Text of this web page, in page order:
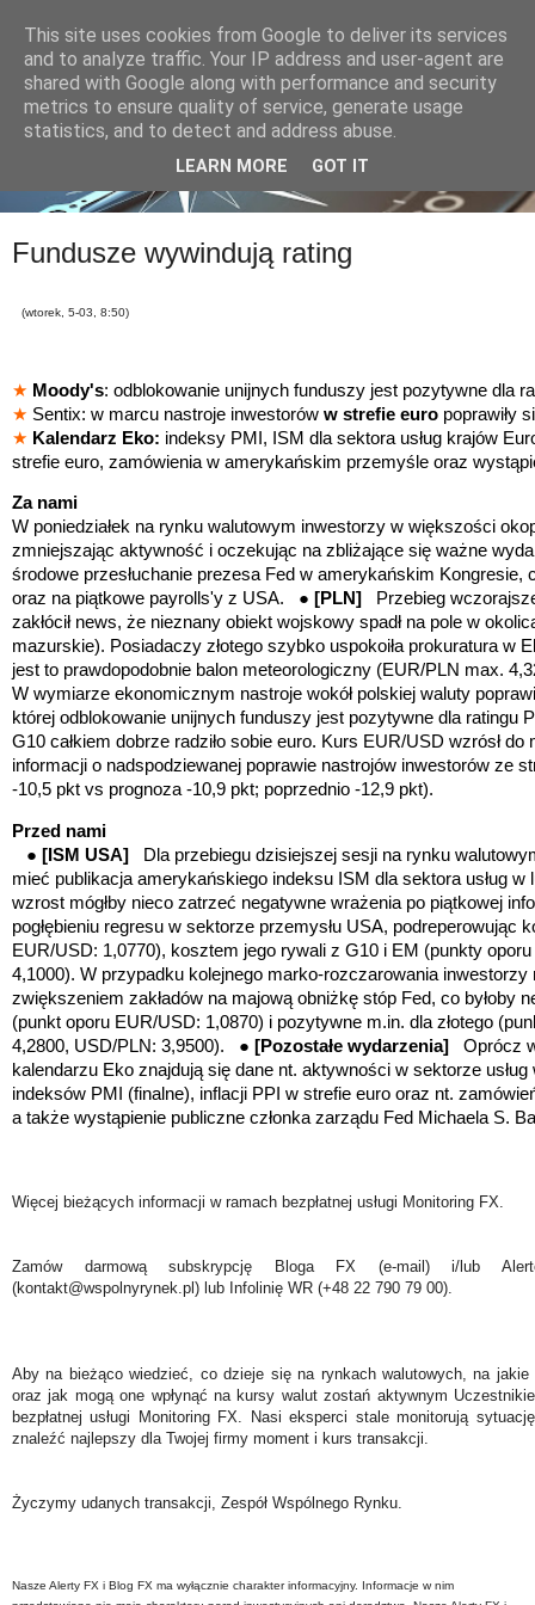
Fundusze wywindują rating
(wtorek, 5-03, 8:50)
★ Moody's: odblokowanie unijnych funduszy jest pozytywne dla
★ Sentix: w marcu nastroje inwestorów w strefie euro poprawiły
★ Kalendarz Eko: indeksy PMI, ISM dla sektora usług krajów
strefie euro, zamówienia w amerykańskim przemyśle oraz
Za nami
W poniedziałek na rynku walutowym inwestorzy w większości
zmniejszając aktywność i oczekując na zbliżające się ważne
środowe przesłuchanie prezesa Fed w amerykańskim Kongresie,
oraz na piątkowe payrolls'y z USA. ● [PLN]
Przebieg
zakłócił news, że nieznany obiekt wojskowy spadł na pole w
mazurskie). Posiadaczy złotego szybko uspokoiła prokuratura w
jest to prawdopodobnie balon meteorologiczny (EUR/PLN max.
W wymiarze ekonomicznym nastroje wokół polskiej waluty
której odblokowanie unijnych funduszy jest pozytywne dla
G10 całkiem dobrze radziło sobie euro. Kurs EUR/USD wzrósł
informacji o nadspodziewanej poprawie nastrojów inwestorów ze
-10,5 pkt vs prognoza -10,9 pkt; poprzednio -12,9 pkt).
Przed nami
● [ISM USA]
Dla przebiegu dzisiejszej sesji na rynku
mieć publikacja amerykańskiego indeksu ISM dla sektora usług
wzrost mógłby nieco zatrzeć negatywne wrażenia po piątkowej
pogłębieniu regresu w sektorze przemysłu USA, podreperowując
EUR/USD: 1,0770), kosztem jego rywali z G10 i EM (punkty
4,1000). W przypadku kolejnego marko-rozczarowania
zwiększeniem zakładów na majową obniżkę stóp Fed, co byłoby
(punkt oporu EUR/USD: 1,0870) i pozytywne m.in. dla złotego
4,2800, USD/PLN: 3,9500). ● [Pozostałe wydarzenia]
Oprócz
kalendarzu Eko znajdują się dane nt. aktywności w sektorze
indeksów PMI (finalne), inflacji PPI w strefie euro oraz nt.
a także wystąpienie publiczne członka zarządu Fed Michaela S.
Więcej bieżących informacji w ramach bezpłatnej usługi Monitoring FX.
Zamów darmową subskrypcję Bloga FX (e-mail) i/lub
(kontakt@wspolnyrynek.pl) lub Infolinię WR (+48 22 790 79 00).
Aby na bieżąco wiedzieć, co dzieje się na rynkach walutowych, na
oraz jak mogą one wpłynąć na kursy walut zostań aktywnym
bezpłatnej usługi Monitoring FX. Nasi eksperci stale monitorują
znaleźć najlepszy dla Twojej firmy moment i kurs transakcji.
Życzymy udanych transakcji, Zespół Wspólnego Rynku.
Nasze Alerty FX i Blog FX ma wyłącznie charakter informacyjny. Informacje w nim
This site uses cookies from Google to deliver its services
and to analyze traffic. Your IP address and user-agent are
shared with Google along with performance and security
metrics to ensure quality of service, generate usage
statistics, and to detect and address abuse.
LEARN MORE GOT IT